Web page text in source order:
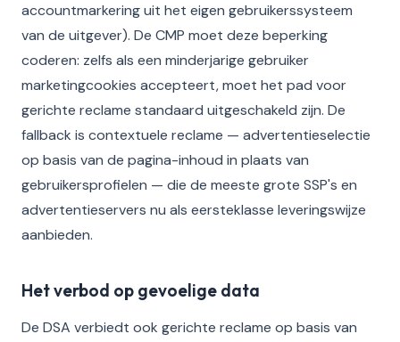
accountmarkering uit het eigen gebruikerssysteem
van de uitgever). De CMP moet deze beperking
coderen: zelfs als een minderjarige gebruiker
marketingcookies accepteert, moet het pad voor
gerichte reclame standaard uitgeschakeld zijn. De
fallback is contextuele reclame — advertentieselectie
op basis van de pagina-inhoud in plaats van
gebruikersprofielen — die de meeste grote SSP's en
advertentieservers nu als eersteklasse leveringswijze
aanbieden.
Het verbod op gevoelige data
De DSA verbiedt ook gerichte reclame op basis van